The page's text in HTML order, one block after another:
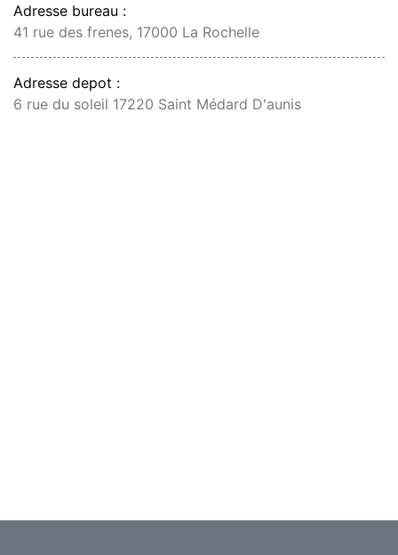
Adresse bureau :
41 rue des frenes, 17000 La Rochelle
Adresse depot :
6 rue du soleil 17220 Saint Médard D'aunis